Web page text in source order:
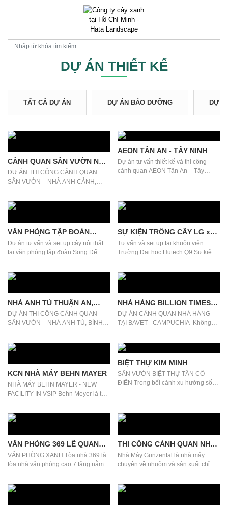
DỰ ÁN THIẾT KẾ
TẤT CẢ DỰ ÁN DỰ ÁN BẢO DƯỠNG DỰ
CẢNH QUAN SÂN VƯỜN NHÀ
ANH CẢNH
DỰ ÁN THI CÔNG CẢNH QUAN
SÂN VƯỜN – NHÀ ANH CẢNH,
AEON TÂN AN - TÂY NINH
Dự án tư vấn thiết kế và thi công
cảnh quan AEON Tân An – Tây
VĂN PHÒNG TẬP ĐOÀN
SONG ĐẾ
Dự án tư vấn và set up cây nội thất
tại văn phòng tập đoàn Song Đế
SỰ KIỆN TRỒNG CÂY LG x
HUTECH
Tư vấn và set up tại khuôn viên
Trường Đại học Hutech Q9 Sự kiện
NHÀ ANH TÚ THUẬN AN,
BÌNH DƯƠNG
DỰ ÁN THI CÔNG CẢNH QUAN
SÂN VƯỜN – NHÀ ANH TÚ, BÌNH
NHÀ HÀNG BILLION TIMES
TẠI BAVET, CAMPUCHIA
DỰ ÁN CẢNH QUAN NHÀ HÀNG
TẠI BAVET - CAMPUCHIA Không
KCN NHÀ MÁY BEHN MAYER
NHÀ MÁY BEHN MAYER - NEW
FACILITY IN VSIP Behn Meyer là tập
BIỆT THỰ KIM MINH
SÂN VƯỜN BIỆT THỰ TÂN CỔ
ĐIỂN Trong bối cảnh xu hướng sống
VĂN PHÒNG 369 LÊ QUANG
ĐỊNH
VĂN PHÒNG XANH Tòa nhà 369 là
tòa nhà văn phòng cao 7 tầng nằm
THI CÔNG CẢNH QUAN NHÀ
MÁY GUNZENTAL
Nhà Máy Gunzental là nhà máy
chuyên về nhuộm và sản xuất chỉ